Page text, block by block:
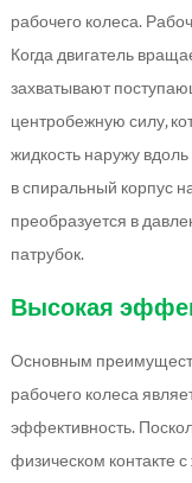
рабочего колеса.
Когда двигатель
захватывают
центробежную силу,
жидкость наружу
в спиральный корпус
преобразуется в
патрубок.
Высокая
Основным
рабочего колеса
эффективность.
физическом контакте